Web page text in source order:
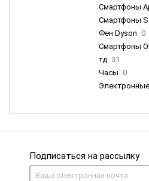
Смартфоны
Смартфоны
Фен Dyson 0
Смартфоны
тд 31
Часы 0
Электронные
Подписаться на рассылку